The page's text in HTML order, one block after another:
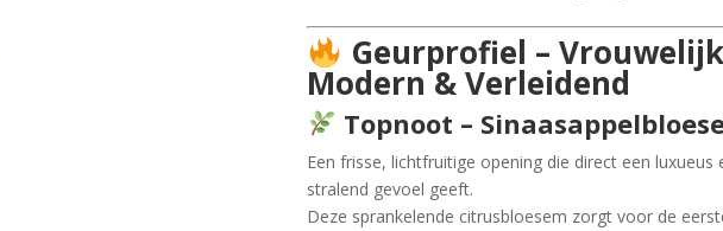
Geurprofiel –
Modern & Verleidend
Topnoot –
Een frisse, lichtfruitige opening die direct een luxueus
stralend gevoel geeft.
Deze sprankelende citrusbloesem zorgt voor de